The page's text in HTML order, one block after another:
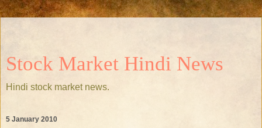
Stock Market Hindi News
Hindi stock market news.
5 January 2010